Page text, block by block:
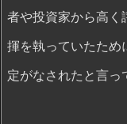
者や投資家から高く
揮を執っていたため
定がなされたと言っ